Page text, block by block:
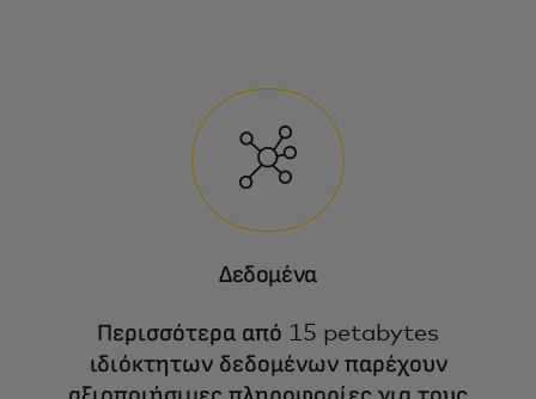
Δεδομένα
Περισσότερα από 15 petabytes
ιδιόκτητων δεδομένων παρέχουν